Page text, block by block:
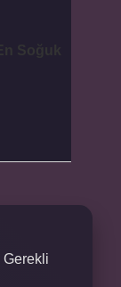
Gerekli